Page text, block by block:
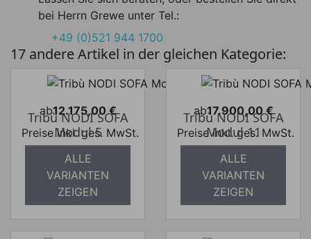
bei Herrn Grewe unter Tel.:
+49 (0)521 944 1700
17 andere Artikel in der gleichen Kategorie:
ab
Preis
12.175,00 €
Preise inkl. ges. MwSt.
absolut
versandkostenfrei
Tribù NODI SOFA
Modul 5
ALLE
VARIANTEN
ZEIGEN
ab
Preis
17.900,00 €
Preise inkl. ges. MwSt.
absolut
versandkostenfrei
Tribù NODI SOFA
Modul 11
ALLE
VARIANTEN
ZEIGEN